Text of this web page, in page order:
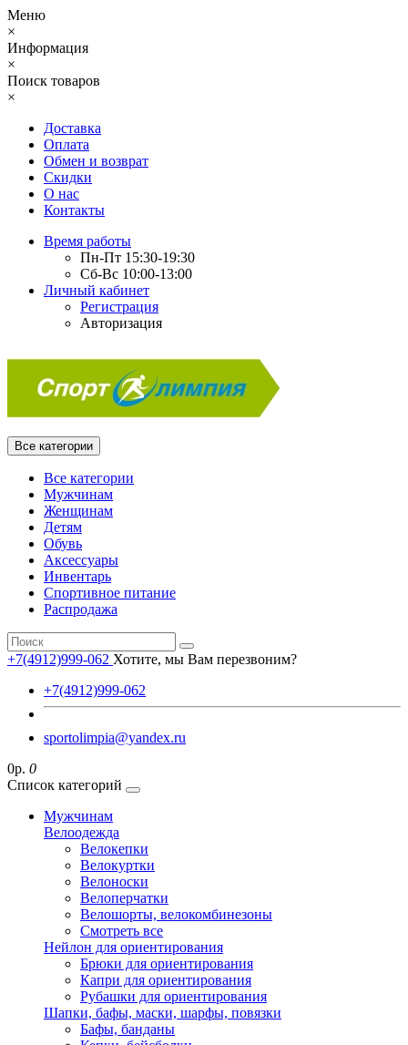
Меню
×
Информация
×
Поиск товаров
×
Доставка
Оплата
Обмен и возврат
Скидки
О нас
Контакты
Время работы
Пн-Пт 15:30-19:30
Сб-Вс 10:00-13:00
Личный кабинет
Регистрация
Авторизация
Все категории
Все категории
Мужчинам
Женщинам
Детям
Обувь
Аксессуары
Инвентарь
Спортивное питание
Распродажа
+7(4912)999-062 Хотите, мы Вам перезвоним?
+7(4912)999-062
sportolimpia@yandex.ru
0р. 0
Список категорий
Мужчинам
Велоодежда
Велокепки
Велокуртки
Велоноски
Велоперчатки
Велошорты, велокомбинезоны
Смотреть все
Нейлон для ориентирования
Брюки для ориентирования
Капри для ориентирования
Рубашки для ориентирования
Шапки, бафы, маски, шарфы, повязки
Бафы, банданы